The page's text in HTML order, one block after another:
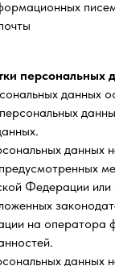
персональных
данных
данных
Федерации или
на оператора
данных